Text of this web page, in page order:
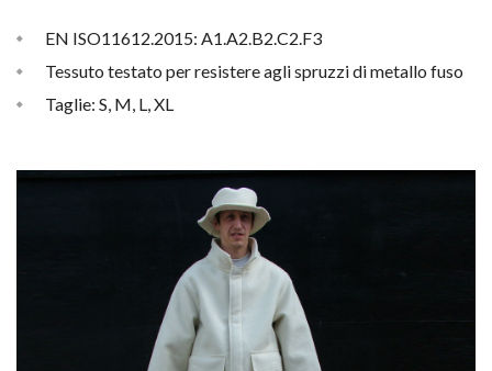
EN ISO11612.2015: A1.A2.B2.C2.F3
Tessuto testato per resistere agli spruzzi di metallo fuso
Taglie: S, M, L, XL